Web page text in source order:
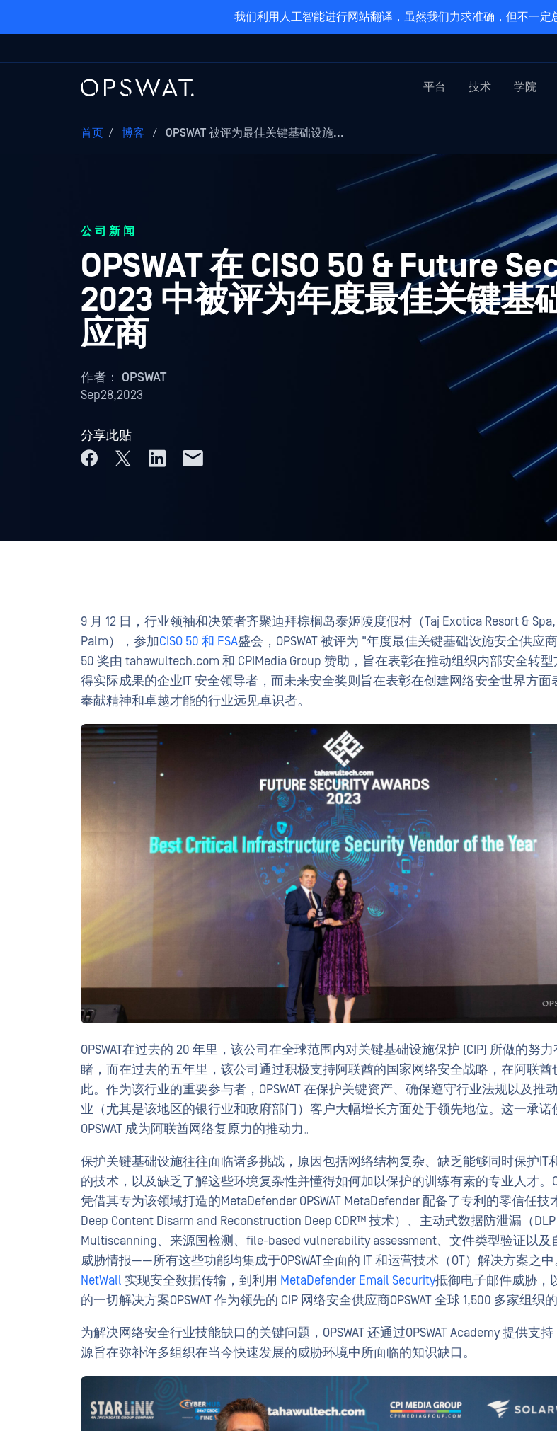
我们利用人工智能进行网站翻译，虽然我们力求准确，但不一定
平台 技术 学院
首页 / 博客 / OPSWAT 被评为最佳关键基础设施...
公司新闻
OPSWAT 在 CISO 50 & Future
2023 中被评为年度最佳关键基
应商
作者： OPSWAT
Sep28,2023
分享此贴
9 月 12 日，行业领袖和决策者齐聚迪拜棕榈岛泰姬陵度假村（Taj Exotica Resort & Spa,
Palm），参加CISO 50 和 FSA盛会，OPSWAT 被评为 "年度最佳关键基础设施安全供应商
50 奖由 tahawultech.com 和 CPIMedia Group 赞助，旨在表彰在推动组织内部安全转型
得实际成果的企业IT 安全领导者，而未来安全奖则旨在表彰在创建网络安全世界方面
奉献精神和卓越才能的行业远见卓识者。
OPSWAT在过去的 20 年里，该公司在全球范围内对关键基础设施保护 (CIP) 所做的努
睹，而在过去的五年里，该公司通过积极支持阿联酋的国家网络安全战略，在阿联酋
此。作为该行业的重要参与者，OPSWAT 在保护关键资产、确保遵守行业法规以及推
业（尤其是该地区的银行业和政府部门）客户大幅增长方面处于领先地位。这一承诺
OPSWAT 成为阿联酋网络复原力的推动力。
保护关键基础设施往往面临诸多挑战，原因包括网络结构复杂、缺乏能够同时保护IT
的技术，以及缺乏了解这些环境复杂性并懂得如何加以保护的训练有素的专业人才。
凭借其专为该领域打造的MetaDefender OPSWAT MetaDefender 配备了专利的零信任技
Deep Content Disarm and Reconstruction Deep CDR™ 技术）、主动式数据防泄漏（DLP
Multiscanning、来源国检测、file-based vulnerability assessment、文件类型验证以及
威胁情报——所有这些功能均集成于OPSWAT全面的 IT 和运营技术（OT）解决方案之
NetWall 实现安全数据传输，到利用 MetaDefender Email Security抵御电子邮件威胁，
的一切解决方案OPSWAT 作为领先的 CIP 网络安全供应商OPSWAT 全球 1,500 多家组织的
为解决网络安全行业技能缺口的关键问题，OPSWAT 还通过OPSWAT Academy 提供支
源旨在弥补许多组织在当今快速发展的威胁环境中所面临的知识缺口。